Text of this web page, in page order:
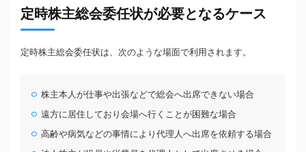
定時株主総会委任状が必要となるケース
定時株主総会委任状は、次のような場面で利用されます。
株主本人が仕事や出張などで総会へ出席できない場合
遠方に居住しており会場へ行くことが困難な場合
高齢や病気などの事情により代理人へ出席を依頼する場合